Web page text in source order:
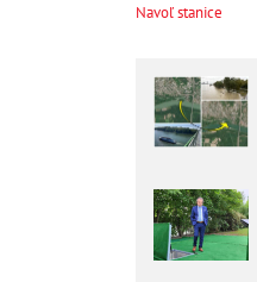
Navoľ stanice